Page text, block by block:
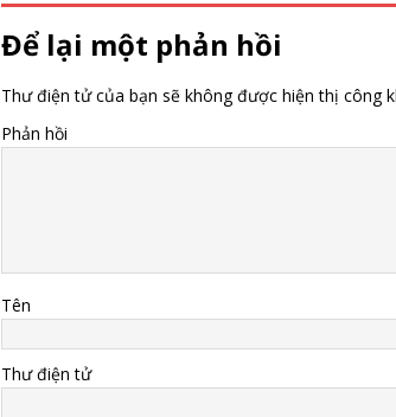
Để lại một phản hồi
Thư điện tử của bạn sẽ không được hiện thị công
Phản hồi
Tên
Thư điện tử